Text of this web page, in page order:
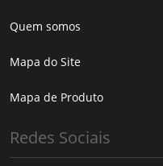
Quem somos
Mapa do Site
Mapa de Produto
Redes Sociais